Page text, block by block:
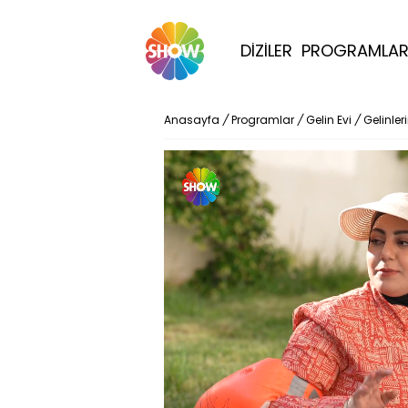
DİZİLER PROGRAMLAR
Anasayfa / Programlar / Gelin Evi /